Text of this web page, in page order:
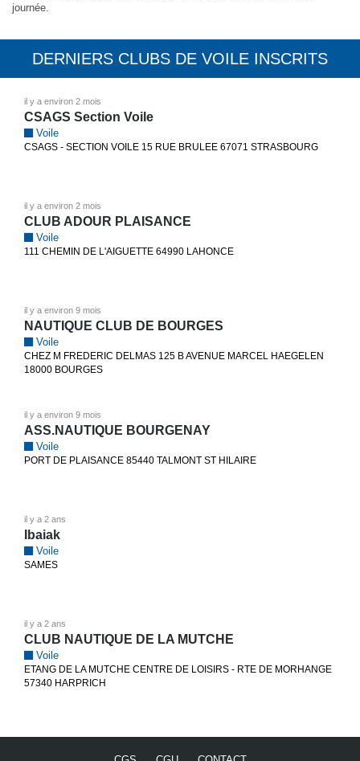
journée.
DERNIERS CLUBS DE VOILE INSCRITS
il y a environ 2 mois
CSAGS Section Voile
Voile
CSAGS - SECTION VOILE 15 RUE BRULEE 67071 STRASBOURG
il y a environ 2 mois
CLUB ADOUR PLAISANCE
Voile
111 CHEMIN DE L'AIGUETTE 64990 LAHONCE
il y a environ 9 mois
NAUTIQUE CLUB DE BOURGES
Voile
CHEZ M FREDERIC DELMAS 125 B AVENUE MARCEL HAEGELEN
18000 BOURGES
il y a environ 9 mois
ASS.NAUTIQUE BOURGENAY
Voile
PORT DE PLAISANCE 85440 TALMONT ST HILAIRE
il y a 2 ans
Ibaiak
Voile
SAMES
il y a 2 ans
CLUB NAUTIQUE DE LA MUTCHE
Voile
ETANG DE LA MUTCHE CENTRE DE LOISIRS - RTE DE MORHANGE
57340 HARPRICH